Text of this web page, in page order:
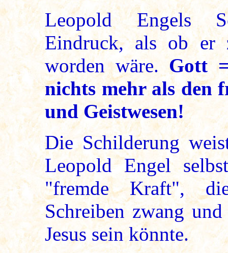
Leopold Engels
Eindruck, als ob er
worden wäre.Gott
nichts mehr als den
und Geistwesen!
Die Schilderung
Leopold Engel
"fremde Kraft",
Schreiben zwang
Jesus sein könnte.